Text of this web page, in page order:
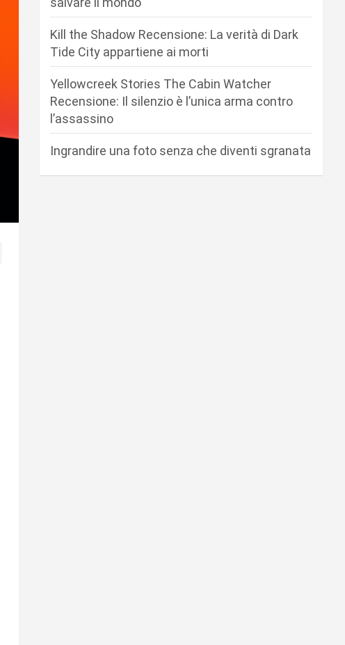
Kill the Shadow Recensione: La verità di Dark
Tide City appartiene ai morti
Yellowcreek Stories The Cabin Watcher
Recensione: Il silenzio è l’unica arma contro
l’assassino
Ingrandire una foto senza che diventi sgranata